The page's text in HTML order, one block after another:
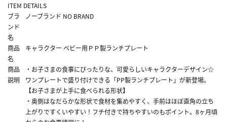
ITEM DETAILS
ブラ
ンド
名
ノーブランド NO BRAND
商品
名
キャラクター ベビー用ＰＰ製ランチプレート
商品
説明
・お子さまの食事にぴったりな、可愛らしいキャラクターデザイン☆
ワンプレートで盛り付けできる「PP製ランチプレート」が新登場。
【お子さまが上手に食べられる形状】
・奥側はなだらかな形状で食材を集めやすく、手前はほぼ直角の立ち
上がりですくいやすい！フチ付きで持ちやすいのもポイント。8ヶ月頃